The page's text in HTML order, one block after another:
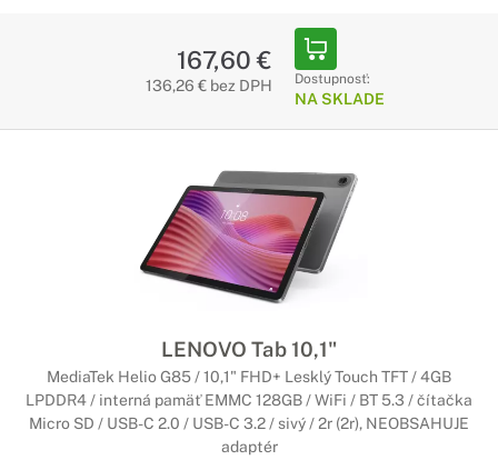
167,60 €
136,26 € bez DPH Dostupnosť:
NA SKLADE
LENOVO Tab 10,1"
MediaTek Helio G85 / 10,1" FHD+ Lesklý Touch TFT / 4GB
LPDDR4 / interná pamäť EMMC 128GB / WiFi / BT 5.3 / čítačka
Micro SD / USB-C 2.0 / USB-C 3.2 / sivý / 2r (2r), NEOBSAHUJE
adaptér